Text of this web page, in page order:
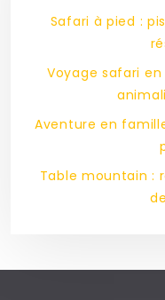
Safari à pied :
Voyage safari
Aventure en
Table mountain :